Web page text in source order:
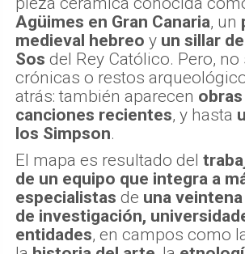
Agüimes en Gran Canaria, un
medieval hebreo y un sillar
Sos del Rey Católico. Pero,
crónicas o restos
atrás: también aparecen
canciones recientes, y hasta
los Simpson.
El mapa es resultado del
de un equipo que integra a
especialistas de una
de investigación,
entidades, en campos como